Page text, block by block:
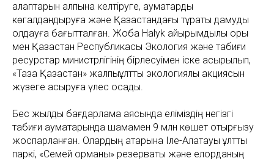
алқаптарын қалпына келтіруге, аумақтарды
көгалдандыруға және Қазақстандағы тұрақты дамуды
қолдауға бағытталған. Жоба Halyk қайырымдылық қоры
мен Қазақстан Республикасы Экология және табиғи
ресурстар министрлігінің бірлесуімен іске асырылып,
«Таза Қазақстан» жалпыұлттық экологиялық акциясын
жүзеге асыруға үлес қосады.
Бес жылдық бағдарлама аясында еліміздің негізгі
табиғи аумақтарында шамамен 9 млн көшет отырғызу
жоспарланған. Олардың қатарына Іле-Алатауы ұлттық
паркі, «Семей орманы» резерваты және елорданың